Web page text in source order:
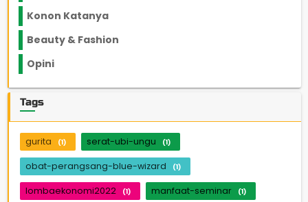
Konon Katanya
Beauty & Fashion
Opini
Tags
gurita (1) serat-ubi-ungu (1)
obat-perangsang-blue-wizard (1)
lombaekonomi2022 (1) manfaat-seminar (1)